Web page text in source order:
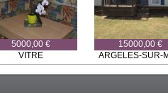
5000,00 €
VITRE
15000,00 €
ARGELES-SUR-